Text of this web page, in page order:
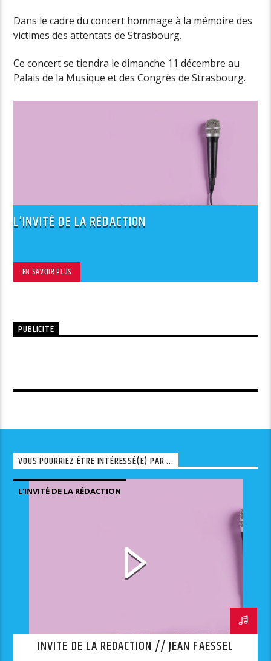
Dans le cadre du concert hommage à la mémoire des
victimes des attentats de Strasbourg.
Ce concert se tiendra le dimanche 11 décembre au
Palais de la Musique et des Congrès de Strasbourg.
L’INVITÉ DE LA RÉDACTION
EN SAVOIR PLUS
PUBLICITÉ
VOUS POURRIEZ ÊTRE INTÉRESSÉ(E) PAR ...
L'INVITÉ DE LA RÉDACTION
INVITE DE LA REDACTION // JEAN FAESSEL